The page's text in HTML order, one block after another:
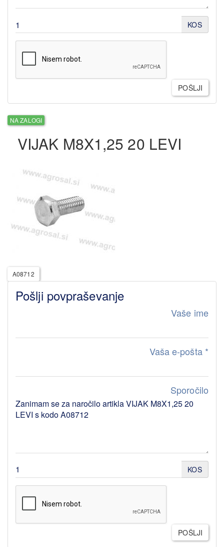
KOS
POŠLJI
NA ZALOGI
VIJAK M8X1,25 20 LEVI
A08712
Pošlji povpraševanje
Vaše ime
Vaša e-pošta *
Sporočilo
KOS
POŠLJI